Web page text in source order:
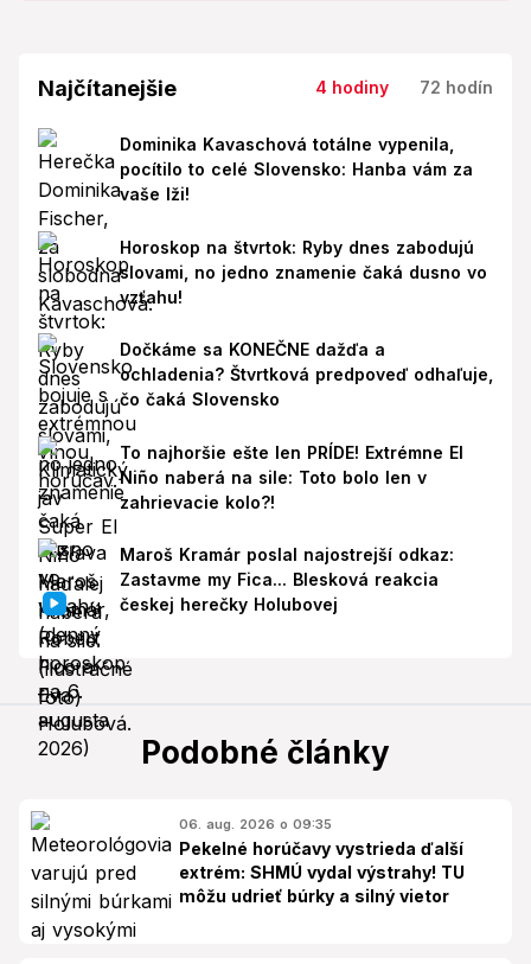
Najčítanejšie 4 hodiny 72 hodín
Dominika Kavaschová totálne vypenila,
pocítilo to celé Slovensko: Hanba vám za
vaše lži!
Horoskop na štvrtok: Ryby dnes zabodujú
slovami, no jedno znamenie čaká dusno vo
vzťahu!
Dočkáme sa KONEČNE dažďa a
ochladenia? Štvrtková predpoveď odhaľuje,
čo čaká Slovensko
To najhoršie ešte len PRÍDE! Extrémne El
Niño naberá na sile: Toto bolo len v
zahrievacie kolo?!
Maroš Kramár poslal najostrejší odkaz:
Zastavme my Fica... Blesková reakcia
českej herečky Holubovej
Podobné články
06. aug. 2026 o 09:35
Pekelné horúčavy vystrieda ďalší
extrém: SHMÚ vydal výstrahy! TU
môžu udrieť búrky a silný vietor